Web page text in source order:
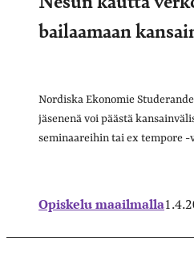
bailaamaan
Nordiska Ekonomie
jäsenenä voi päästä
seminaareihin tai ex tempore
Opiskelu maailmalla